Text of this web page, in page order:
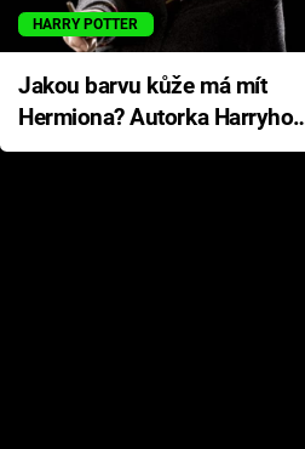
HARRY POTTER
Jakou barvu kůže má mít
Hermiona? Autorka Harryho
Pottera přišla s ráznou